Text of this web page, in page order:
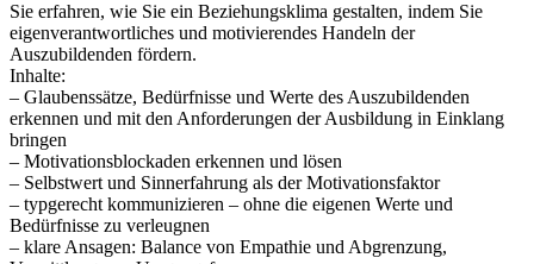
Sie erfahren, wie Sie ein Beziehungsklima gestalten, indem Sie
eigenverantwortliches und motivierendes Handeln der
Auszubildenden fördern.
Inhalte:
– Glaubenssätze, Bedürfnisse und Werte des Auszubildenden
erkennen und mit den Anforderungen der Ausbildung in Einklang
bringen
– Motivationsblockaden erkennen und lösen
– Selbstwert und Sinnerfahrung als der Motivationsfaktor
– typgerecht kommunizieren – ohne die eigenen Werte und
Bedürfnisse zu verleugnen
– klare Ansagen: Balance von Empathie und Abgrenzung,